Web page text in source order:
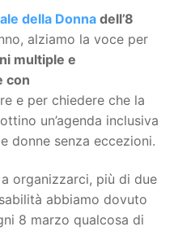
della Donna dell’8
alziamo la voce per
multiple e
con
e per chiedere che la
un’agenda inclusiva
donne senza eccezioni.
organizzarci, più di due
abbiamo dovuto
8 marzo qualcosa di